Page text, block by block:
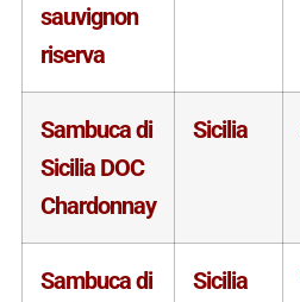
sauvignon
riserva
Sambuca di
Sicilia DOC
Chardonnay
Sicilia
Sambuca di
Sicilia